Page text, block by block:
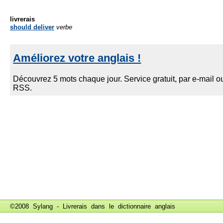
livrerais
should deliver verbe
©2008 Sylang - Livrerais dans le dictionnaire anglais